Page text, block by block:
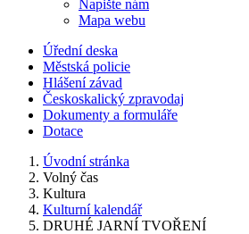
Napište nám
Mapa webu
Úřední deska
Městská policie
Hlášení závad
Českoskalický zpravodaj
Dokumenty a formuláře
Dotace
Úvodní stránka
Volný čas
Kultura
Kulturní kalendář
DRUHÉ JARNÍ TVOŘENÍ